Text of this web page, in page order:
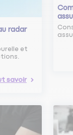
radar
et
savoir